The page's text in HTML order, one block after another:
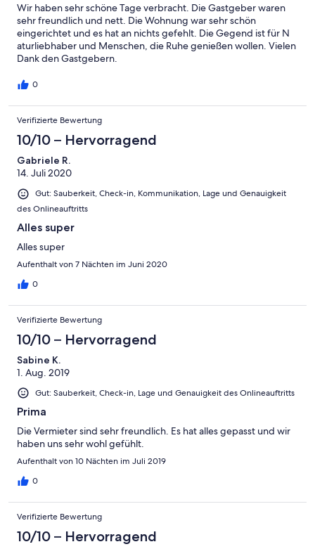
Wir haben sehr schöne Tage verbracht. Die Gastgeber waren
sehr freundlich und nett. Die Wohnung war sehr schön
eingerichtet und es hat an nichts gefehlt. Die Gegend ist für N
aturliebhaber und Menschen, die Ruhe genießen wollen. Vielen
Dank den Gastgebern.
0
Verifizierte Bewertung
10/10 – Hervorragend
Gabriele R.
14. Juli 2020
Gut: Sauberkeit, Check-in, Kommunikation, Lage und Genauigkeit
des Onlineauftritts
Alles super
Alles super
Aufenthalt von 7 Nächten im Juni 2020
0
Verifizierte Bewertung
10/10 – Hervorragend
Sabine K.
1. Aug. 2019
Gut: Sauberkeit, Check-in, Lage und Genauigkeit des Onlineauftritts
Prima
Die Vermieter sind sehr freundlich. Es hat alles gepasst und wir
haben uns sehr wohl gefühlt.
Aufenthalt von 10 Nächten im Juli 2019
0
Verifizierte Bewertung
10/10 – Hervorragend